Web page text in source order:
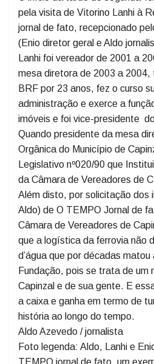
O início da tarde de segunda-
pela visita de Vitorino Lanhi à
jornal de fato, recepcionado
(Enio diretor geral e Aldo
Lanhi foi vereador de 2001 a
mesa diretora de 2003 a 2004,
BRF por 23 anos, fez o curso
administração e exerce a
imóveis e foi vice-presidente
Quando presidente da mesa
Orgânica do Município de
Legislativo nº020/90 que
da Câmara de Vereadores de
Além disto, por solicitação dos
Aldo) de O TEMPO Jornal de
Câmara de Vereadores de
que a logística da ferrovia não
d’água que por décadas
Fundação, pois se trata de um
Capinzal e de sua gente. E
a caixa e ganha em termo de